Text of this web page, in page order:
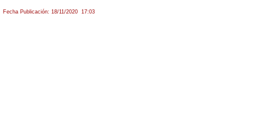
Fecha Publicación: 18/11/2020 17:03